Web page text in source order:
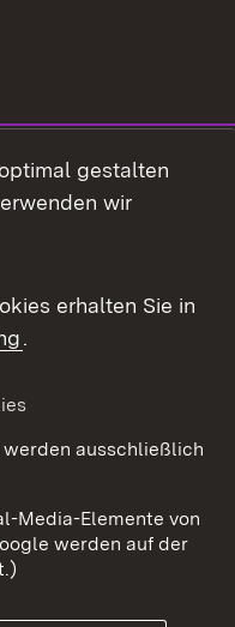
gestalten
wir
erhalten Sie in
.
ausschließlich
Media-Elemente von
werden auf der